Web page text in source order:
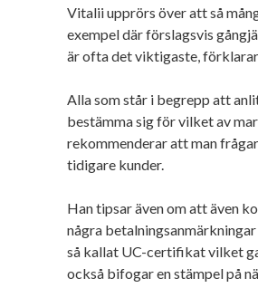
Vitalii upprörs över att så
exempel där förslagsvis
är ofta det viktigaste,
Alla som står i begrepp att
bestämma sig för vilket av
rekommenderar att man
tidigare kunder.
Han tipsar även om att även
några
så kallat UC-certifikat vilket
också bifogar en stämpel på